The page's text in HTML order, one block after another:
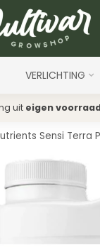
VERLICHTING
uit eigen
Sensi Terra